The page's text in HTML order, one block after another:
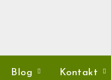
Blog Kontakt